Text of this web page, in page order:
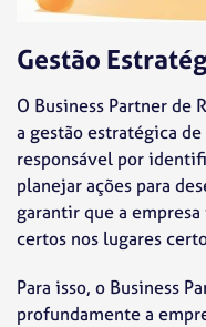
Gestão
O Business Partner de
a gestão estratégica
responsável por
planejar ações para
garantir que a
certos nos lugares
Para isso, o Business
profundamente a